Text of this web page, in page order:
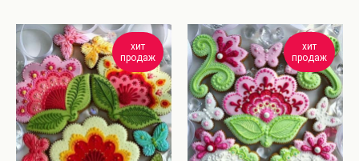
хит
продаж
хит
продаж